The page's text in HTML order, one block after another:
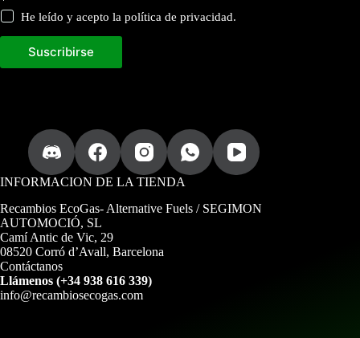
c
i
r
He leído y acepto la política de privacidad.
Suscribirse
INFORMACION DE LA TIENDA
Recambios EcoGas- Alternative Fuels / SEGIMON
AUTOMOCIÓ, SL
Camí Antic de Vic, 29
08520 Corró d’Avall, Barcelona
Contáctanos
Llámenos (+34 938 616 339)
info@recambiosecogas.com